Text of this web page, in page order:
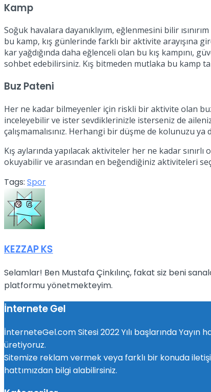
Kamp
Soğuk havalara dayanıklıyım, eğlenmesini bilir
bu kamp, kış günlerinde farklı bir aktivite arayışına
kar yağdığında daha eğlenceli olan bu kış
sohbet edebilirsiniz. Kış bitmeden mutlaka bu kamp
Buz Pateni
Her ne kadar bilmeyenler için riskli bir aktivite olan
inceleyebilir ve ister sevdiklerinizle isterseniz de
çalışmamalısınız. Herhangi bir düşme de kolunuzu
Kış aylarında yapılacak aktiviteler her ne kadar
okuyabilir ve arasından en beğendiğiniz aktiviteleri
Tags: Spor
KEZZAP KS
Selamlar! Ben Mustafa Çinkılınç, fakat siz beni
platformu yönetmekteyim.
İnternete Gel
İnterneteGel.com Sitesi 2022 Yılı başlarında Yayın
üretiyoruz.
Sitemize reklam vermek veya farklı bir konuda
hattımızdan bilgi alabilirsiniz.